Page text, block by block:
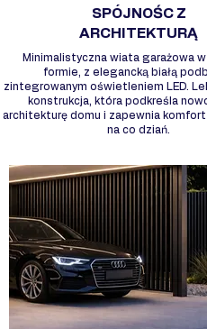
SPÓJNOŚC Z
ARCHITEKTURĄ
Minimalistyczna wiata garażowa
formie, z elegancką białą
zintegrowanym oświetleniem LED.
konstrukcja, która podkreśla
architekturę domu i zapewnia
na co dziań.